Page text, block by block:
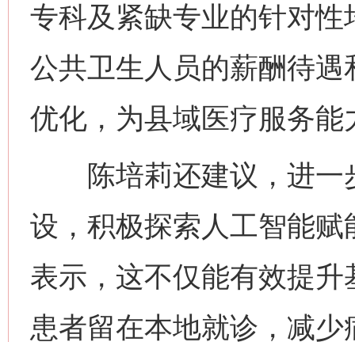
专科及紧缺专业的针对
公共卫生人员的薪酬待
优化，为县域医疗服务
陈培莉还建议，进一
设，积极探索人工智能
表示，这不仅能有效提
患者留在本地就诊，减